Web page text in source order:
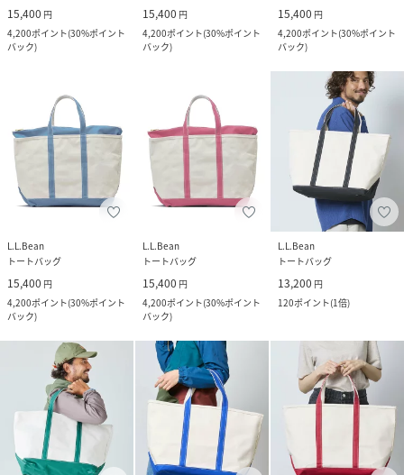
15,400 円
4,200ポイント(30%ポイント
バック)
15,400 円
4,200ポイント(30%ポイント
バック)
15,400 円
4,200ポイント(30%ポイント
バック)
L.L.Bean
トートバッグ
15,400 円
4,200ポイント(30%ポイント
バック)
L.L.Bean
トートバッグ
15,400 円
4,200ポイント(30%ポイント
バック)
L.L.Bean
トートバッグ
13,200 円
120ポイント(1倍)